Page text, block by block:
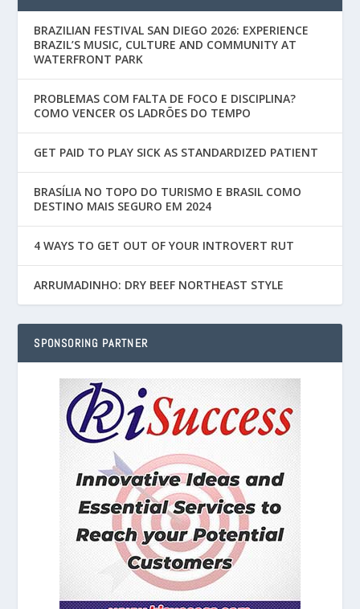
BRAZILIAN FESTIVAL SAN DIEGO 2026: EXPERIENCE
BRAZIL’S MUSIC, CULTURE AND COMMUNITY AT
WATERFRONT PARK
PROBLEMAS COM FALTA DE FOCO E DISCIPLINA?
COMO VENCER OS LADRÕES DO TEMPO
GET PAID TO PLAY SICK AS STANDARDIZED PATIENT
BRASÍLIA NO TOPO DO TURISMO E BRASIL COMO
DESTINO MAIS SEGURO EM 2024
4 WAYS TO GET OUT OF YOUR INTROVERT RUT
ARRUMADINHO: DRY BEEF NORTHEAST STYLE
SPONSORING PARTNER